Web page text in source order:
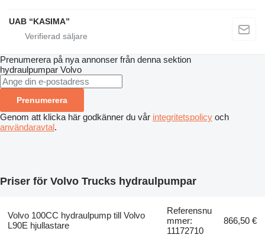
UAB “KASIMA”
Prenumerera på nya annonser från denna sektion
hydraulpumpar Volvo
Prenumerera
Genom att klicka här godkänner du vår integritetspolicy och
användaravtal.
Priser för Volvo Trucks hydraulpumpar
Volvo 100CC hydraulpump till Volvo
L90E hjullastare
Referensnu
mmer:
11172710
866,50 €